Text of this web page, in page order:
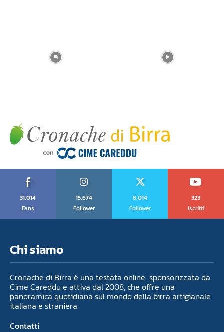
31,014
Fans
15,674
Follower
6,014
Follower
323
Iscritti
Chi siamo
Cronache di Birra è una testata online sponsorizzata da
Cime Careddu e attiva dal 2008, che offre una
panoramica quotidiana sul mondo della birra artigianale
italiana e straniera.
Contatti